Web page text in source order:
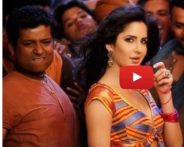
ध
स्थ
ल
व्र
हा
र